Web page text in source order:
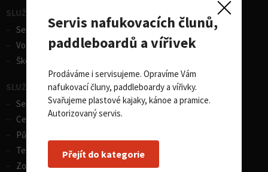
SLUŽBY - vodní sporty
Servis lodí a člunů
Vodácká půjčovna lodí
Škola eskymování
SLUŽBY - zimní sporty
Servis lyží
Celosezonní půjčovna lyží
Půjčovna lyží
Test centrum SPORTEN
Zobrazit vše
Servis nafukovacích člunů,
paddleboardů a vířivek
Prodáváme i servisujeme. Opravíme Vám
nafukovací čluny, paddleboardy a vířivky.
Svařujeme plastové kajaky, kánoe a pramice.
Autorizovaný servis.
Přejít do kategorie